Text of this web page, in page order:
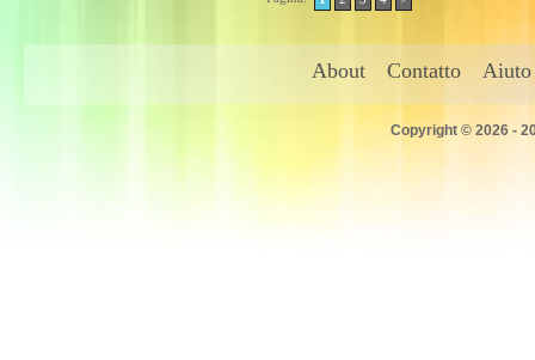
About Contatto Aiuto
Copyright © 2026 -